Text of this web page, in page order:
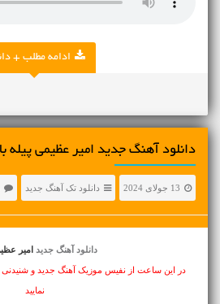
ادامه مطلب +
دانلود آهنگ جديد امیر عظیمی پیله با 2 کیفیت و متن آهنگ
13 جولای 2024 دانلود تک آهنگ جدید
دانلود آهنگ جدید امیر
در این ساعت از نفیس موزیک آهنگ جدید و شنیدنی
نمایید